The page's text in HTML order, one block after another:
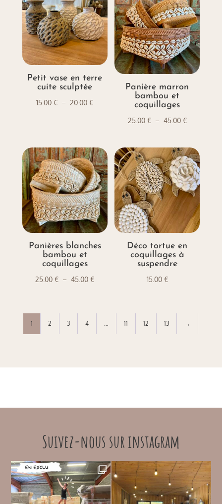
Petit vase en terre
cuite sculptée
15.00€ – 20.00€Plage
à
20.00 €
Panière marron
bambou et
coquillages
25.00 € – 45.00 €Plage
prix :
25.00 €
à
45.00 €
Panières blanches
bambou et
coquillages
25.00€ – 45.00€Plage
Déco tortue en
coquillages à
suspendre
15.00 €
1 2 3 4 11 12 13 →
Suivez-nous sur instagram